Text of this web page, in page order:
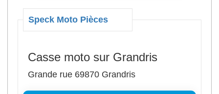
Speck Moto Pièces
Casse moto sur Grandris
Grande rue 69870 Grandris